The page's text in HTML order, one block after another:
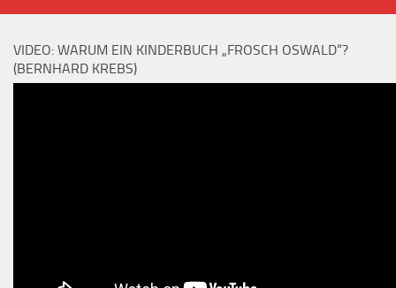
VIDEO: WARUM EIN KINDERBUCH „FROSCH OSWALD“?
(BERNHARD KREBS)